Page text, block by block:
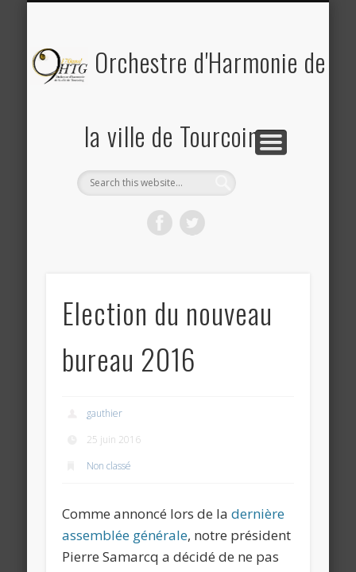
Orchestre d'Harmonie de
la ville de Tourcoing
Election du nouveau
bureau 2016
gauthier
25 juin 2016
Non classé
Comme annoncé lors de ladernière
assemblée générale, notre président
Pierre Samarcq a décidé de ne pas